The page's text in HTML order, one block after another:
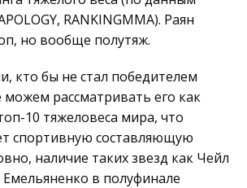
RANKINGMMA). Раян
но вообще полутяж.
кто бы не стал победителем
рассматривать его как
10 тяжеловеса мира, что
спортивную составляющую
наличие таких звезд как Чейл
в полуфинале